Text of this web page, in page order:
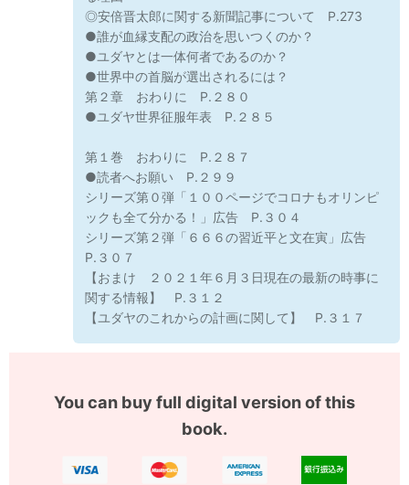
◎安倍晋太郎に関する新聞記事について P.273
●誰が血縁支配の政治を思いつくのか？
●ユダヤとは一体何者であるのか？
●世界中の首脳が選出されるには？
第２章 おわりに P.２８０
●ユダヤ世界征服年表 P.２８５
第１巻 おわりに P.２８７
●読者へお願い P.２９９
シリーズ第０弾「１００ページでコロナもオリンピ
ックも全て分かる！」広告 P.３０４
シリーズ第２弾「６６６の習近平と文在寅」広告
P.３０７
【おまけ ２０２１年６月３日現在の最新の時事に
関する情報】 P.３１２
【ユダヤのこれからの計画に関して】 P.３１７
You can buy full digital version of this
book.